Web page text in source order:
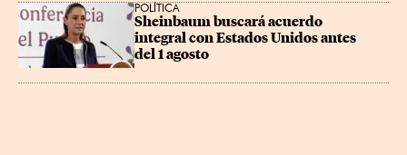
POLÍTICA
Sheinbaum buscará acuerdo
integral con Estados Unidos antes
del 1 agosto